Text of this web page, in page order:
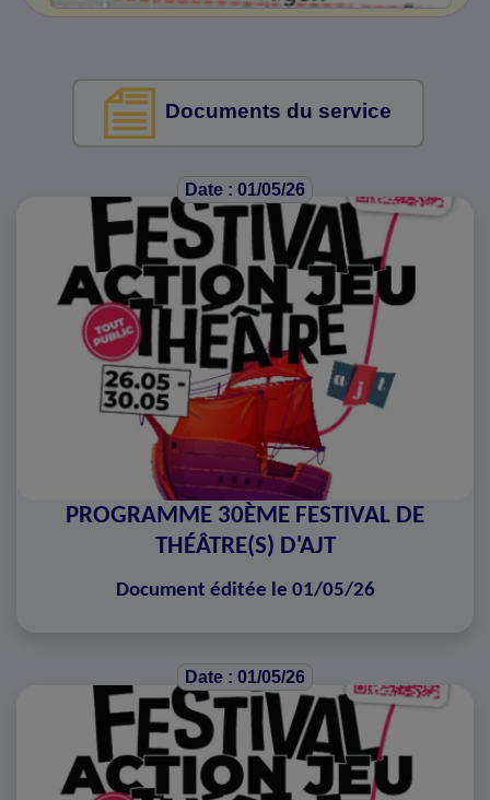
Documents du service
Date : 01/05/26
PROGRAMME 30ÈME FESTIVAL DE
THÉÂTRE(S) D'AJT
Document éditée le 01/05/26
Date : 01/05/26